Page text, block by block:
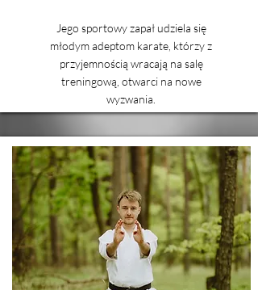
Jego sportowy zapał udziela się
młodym adeptom karate, którzy z
przyjemnością wracają na salę
treningową, otwarci na nowe
wyzwania.